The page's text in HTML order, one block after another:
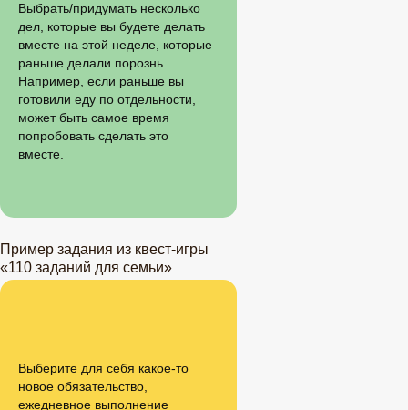
Выбрать/придумать несколько
дел, которые вы будете делать
вместе на этой неделе, которые
раньше делали порознь.
Например, если раньше вы
готовили еду по отдельности,
может быть самое время
попробовать сделать это
вместе.
Пример задания из квест-игры
«110 заданий для семьи»
Выберите для себя какое-то
новое обязательство,
ежедневное выполнение